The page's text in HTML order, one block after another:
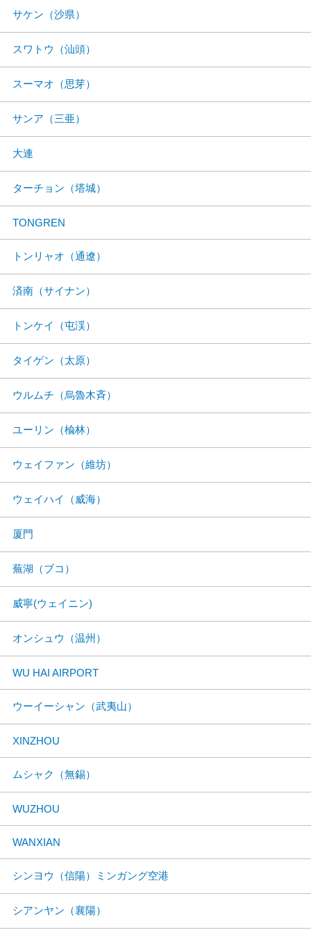
サケン（沙県）
スワトウ（汕頭）
スーマオ（思芽）
サンア（三亜）
大連
ターチョン（塔城）
TONGREN
トンリャオ（通遼）
済南（サイナン）
トンケイ（屯渓）
タイゲン（太原）
ウルムチ（烏魯木斉）
ユーリン（楡林）
ウェイファン（維坊）
ウェイハイ（威海）
厦門
蕪湖（ブコ）
威寧(ウェイニン)
オンシュウ（温州）
WU HAI AIRPORT
ウーイーシャン（武夷山）
XINZHOU
ムシャク（無錫）
WUZHOU
WANXIAN
シンヨウ（信陽）ミンガング空港
シアンヤン（襄陽）